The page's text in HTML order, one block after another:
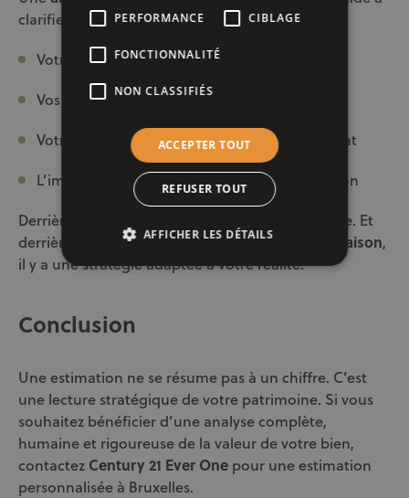
clarifier :
Votre timing idéal
Vos objectifs financiers
Votre capacité à enchaîner sur un nouvel achat
L’impact fiscal ou patrimonial de votre décision
Derrière chaque estimation, il y a un projet de vie. Et
derrière chaqueanalyse de la valeur de votre maison,
il y a une stratégie adaptée à votre réalité.
Conclusion
Une estimation ne se résume pas à un chiffre. C’est
une lecture stratégique de votre patrimoine. Si vous
souhaitez bénéficier d’une analyse complète,
humaine et rigoureuse de la valeur de votre bien,
contactez Century 21 Ever One pour une estimation
personnalisée à Bruxelles.
PERFORMANCE CIBLAGE
FONCTIONNALITÉ
NON CLASSIFIÉS
ACCEPTER TOUT
REFUSER TOUT
AFFICHER LES DÉTAILS